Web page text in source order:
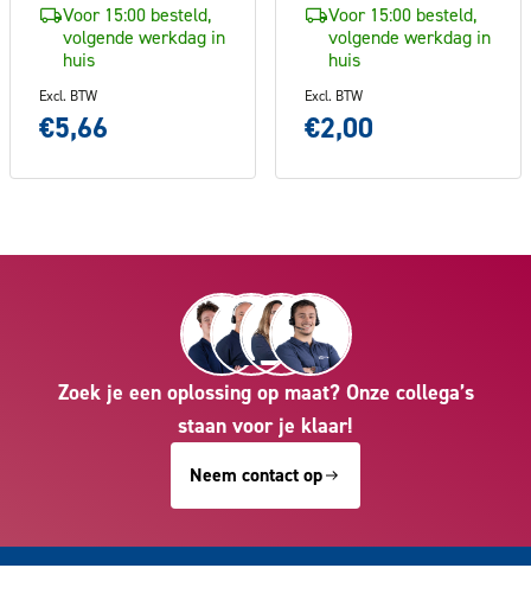
Voor 15:00 besteld,
volgende werkdag in
huis
Excl. BTW
€5,66
Voor 15:00 besteld,
volgende werkdag in
huis
Excl. BTW
€2,00
Zoek je een oplossing op maat? Onze collega’s
staan voor je klaar!
Neem contact op